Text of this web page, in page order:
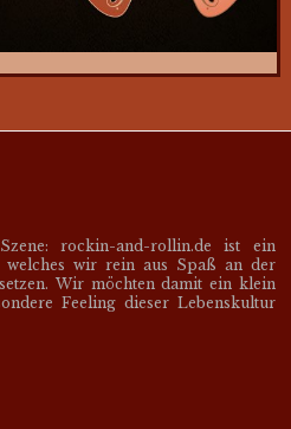
rockin-and-rollin.de ist ein
welches wir rein aus Spaß an der
Wir möchten damit ein klein
Feeling dieser Lebenskultur